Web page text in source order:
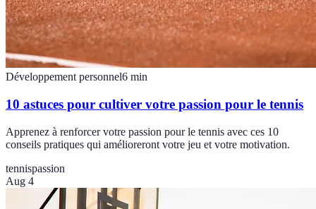
Développement personnel6 min
10 astuces pour cultiver votre passion pour le tennis
Apprenez à renforcer votre passion pour le tennis avec ces 10
conseils pratiques qui amélioreront votre jeu et votre motivation.
tennispassion
Aug 4